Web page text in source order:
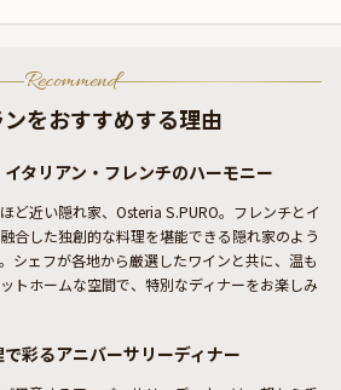
Recommend
をおすすめする理由
タリアン・フレンチのハーモニー
ど近い隠れ家、Osteria S.PURO。フレンチとイ
合した独創的な料理を堪能できる隠れ家のよう
シェフが各地から厳選したワインと共に、温も
トホームな空間で、特別なディナーをお楽しみ
彩るアニバーサリーディナー